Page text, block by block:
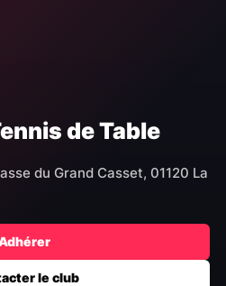
de Table
du Grand Casset, 01120 La
le club